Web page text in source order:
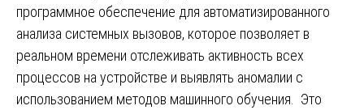
программное обеспечение для автоматизированного
анализа системных вызовов, которое позволяет в
реальном времени отслеживать активность всех
процессов на устройстве и выявлять аномалии с
использованием методов машинного обучения. Это